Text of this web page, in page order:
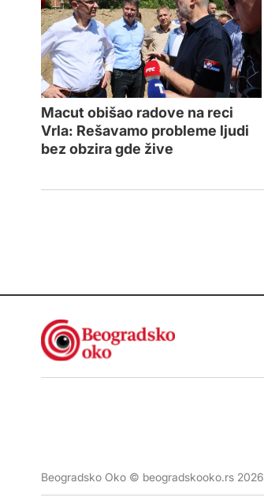
Macut obišao radove na reci
Vrla: Rešavamo probleme ljudi
bez obzira gde žive
Beogradsko Oko © beogradskooko.rs 2026